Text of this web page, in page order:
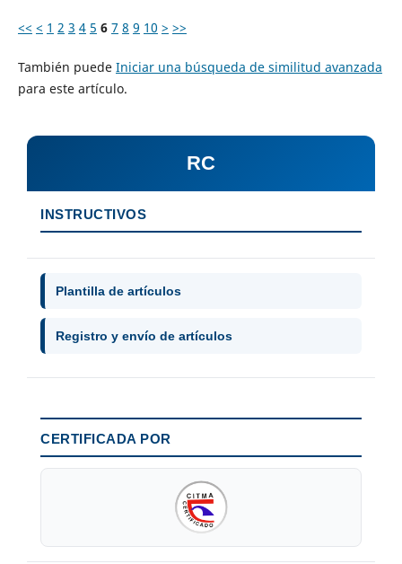
<< < 1 2 3 4 5 6 7 8 9 10 > >>
También puede Iniciar una búsqueda de similitud avanzada
para este artículo.
RC
INSTRUCTIVOS
Plantilla de artículos
Registro y envío de artículos
CERTIFICADA POR